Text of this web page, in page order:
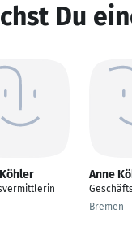
Du
Anne
Bremen